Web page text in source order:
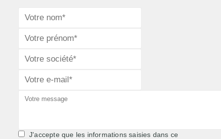
J'accepte que les informations saisies dans ce